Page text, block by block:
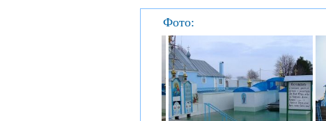
Фото: